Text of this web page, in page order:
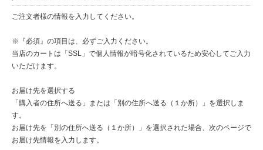
ご注文者様の情報を入力してください。
※『必須』の項目は、必ずご入力ください。
当店のカートは「SSL」で個人情報が暗号化されているため安心してご入力
いただけます。
お届け先を選択する
「購入者の住所へ送る」または「別の住所へ送る（１か所）」を選択しま
す。
お届け先を「別の住所へ送る（１か所）」を選択された場合、次のページで
お届け先情報を入力します。